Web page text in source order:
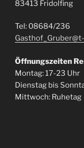
83413 Fridolfing
Tel: 08684/236
Öffnungszeiten
Montag: 17-23 Uhr
Dienstag bis
Mittwoch: Ruhetag